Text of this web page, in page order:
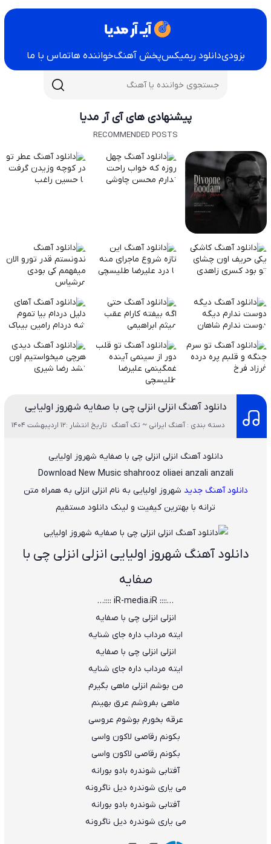
بزودیدانلود ریمیکسپخش آهنگخواننده هاتماس با ما
پیشنهادی های آی آر مدیا
RECOMMENDED POSTS
دانلود آهنگ انزلی انزلی چی با صفایه شهروز اولیایی
دسته بندی : آهنگ ایرانی ~ تک آهنگ تاریخ انتشار :12 اردیبهشت 1404
دانلود آهنگ انزلی انزلی چی با صفایه شهروز اولیایی
Download New Music shahrooz oliaei anzali anzali
دانلود آهنگ جدید شهروز اولیایی به نام انزلی انزلی به همراه متن
ترانه با بهترین کیفیت و لینک دانلود مستقیم
دانلود آهنگ شهروز اولیایی انزلی انزلی چی با
صفایه
…:::: iR-media.iR ::::…
اﻧﺰﻟﻰ اﻧﺰﻟﻰ ﭼﻰ ﺑﺎ ﺻﻔﺎﻳﻪ
اﻳﺘﻪ ﻣﺮداب داره ﺟﺎی ﺷﻨﺎﻳﻪ
اﻧﺰﻟﻰ اﻧﺰﻟﻰ ﭼﻰ ﺑﺎ ﺻﻔﺎﻳﻪ
اﻳﺘﻪ ﻣﺮداب داره ﺟﺎی ﺷﻨﺎﻳﻪ
ﻣﻦ ﺑﻮﺷﻢ اﻧﺰﻟﻰ ﻣﺎﻫﻰ ﺑﮕﻴﺮم
ﻣﺎﻫﻰ ﺑﻔﺮوﺷﻢ ﻋﺮق ﺑﻬﻴﻨﻢ
ﻋﺮﻗﻪ ﺑﺨﻮرم ﺑﻮﺷﻮم ﻋﺮوﺳﻰ
ﺑﻜﻮﻧﻢ رﻗﺎﺻﻰ ﻟﺎﻛﻮن واﺳﻰ
ﺑﻜﻮﻧﻢ رﻗﺎﺻﻰ ﻟﺎﻛﻮن واﺳﻰ
آﻓﺘﺎﺑﻰ ﺷﻮﻧﺪره ﺑﺎدو ﺑﻮراﻧﻪ
ﻣﻰ ﻳﺎری ﺷﻮﻧﺪره دﻳﻞ ﻧﺎﮔﺮوﻧﻪ
آﻓﺘﺎﺑﻰ ﺷﻮﻧﺪره ﺑﺎدو ﺑﻮراﻧﻪ
ﻣﻰ ﻳﺎری ﺷﻮﻧﺪره دﻳﻞ ﻧﺎﮔﺮوﻧﻪ